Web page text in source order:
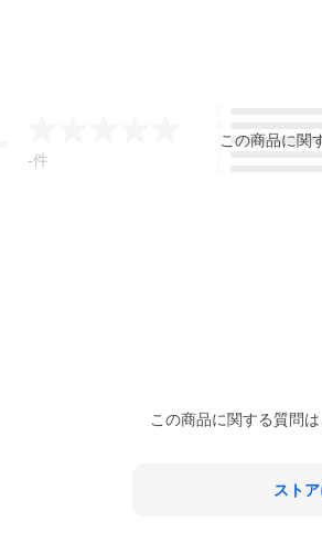
-件
この商品に関
この商品に関する質問
スト